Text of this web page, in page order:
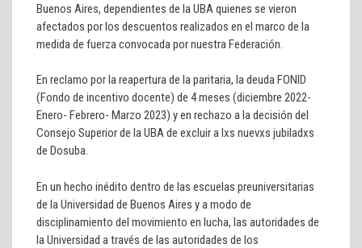
Buenos Aires, dependientes de la UBA quienes se vieron
afectados por los descuentos realizados en el marco de la
medida de fuerza convocada por nuestra Federación.
En reclamo por la reapertura de la paritaria, la deuda FONID
(Fondo de incentivo docente) de 4 meses (diciembre 2022-
Enero- Febrero- Marzo 2023) y en rechazo a la decisión del
Consejo Superior de la UBA de excluir a lxs nuevxs jubiladxs
de Dosuba.
En un hecho inédito dentro de las escuelas preuniversitarias
de la Universidad de Buenos Aires y a modo de
disciplinamiento del movimiento en lucha, las autoridades de
la Universidad a través de las autoridades de los